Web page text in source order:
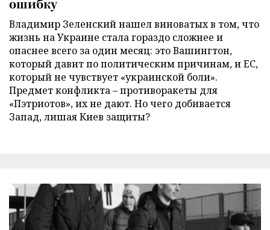
Владимир Зеленский нашел виноватых в том, что
жизнь на Украине стала гораздо сложнее и
опаснее всего за один месяц: это Вашингтон,
который давит по политическим причинам, и ЕС,
который не чувствует «украинской боли».
Предмет конфликта – противоракеты для
«Пэтриотов», их не дают. Но чего добивается
Запад, лишая Киев защиты?